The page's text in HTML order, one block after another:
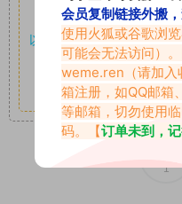
以7z、7z分卷格式压缩，
7-zip；安卓：
其它更多疑问
1
会员复制链接外搬，
使用火狐或谷歌浏
可能会无法访问）
weme.ren （请加
箱注册，如QQ邮箱
等邮箱，切勿使用
码。【订单未到，